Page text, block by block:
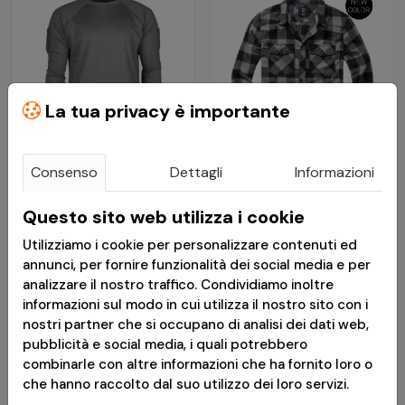
€ 20,90
Maglia Tattica Quick
Dry Athletic con Velcro
Urban Grey - Mil-Tec
Consegna in 24h
€ 34,90
Camicia in Flanella
Check Shirt Black
Charcoal - Brandit
Consegna in 24h
Messaggio pubblicitario con finalità promozionale.Paga in 3
rate senza interessi è disponibile solo per acquisti idonei da €
La tua privacy è importante
Consenso Dettagli Informazioni
Questo sito web utilizza i cookie
Utilizziamo i cookie per personalizzare contenuti ed
annunci, per fornire funzionalità dei social media e per
analizzare il nostro traffico. Condividiamo inoltre
informazioni sul modo in cui utilizza il nostro sito con i
nostri partner che si occupano di analisi dei dati web,
pubblicità e social media, i quali potrebbero
combinarle con altre informazioni che ha fornito loro o
che hanno raccolto dal suo utilizzo dei loro servizi.